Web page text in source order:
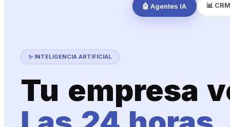
🤖 Agentes IA 📊
✨ INTELIGENCIA ARTIFICIAL
Tu empresa